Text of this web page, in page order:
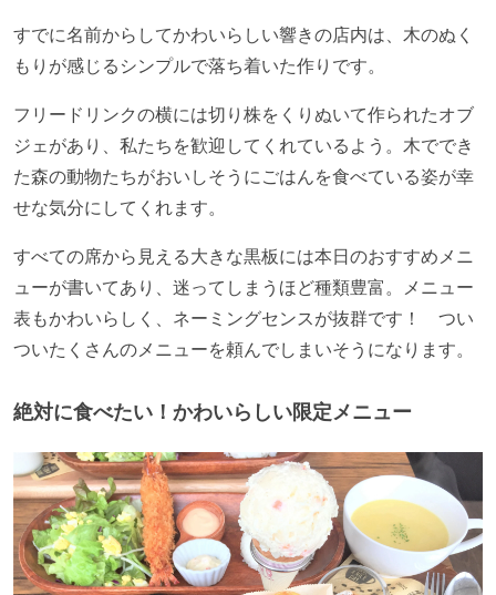
すでに名前からしてかわいらしい響きの店内は、木のぬく
もりが感じるシンプルで落ち着いた作りです。
フリードリンクの横には切り株をくりぬいて作られたオブ
ジェがあり、私たちを歓迎してくれているよう。木ででき
た森の動物たちがおいしそうにごはんを食べている姿が幸
せな気分にしてくれます。
すべての席から見える大きな黒板には本日のおすすめメニ
ューが書いてあり、迷ってしまうほど種類豊富。メニュー
表もかわいらしく、ネーミングセンスが抜群です！ つい
ついたくさんのメニューを頼んでしまいそうになります。
絶対に食べたい！かわいらしい限定メニュー